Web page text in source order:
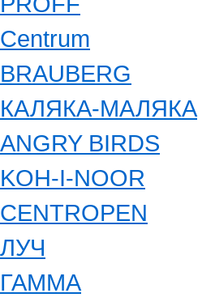
Centrum
BRAUBERG
КАЛЯКА-МАЛЯКА
ANGRY BIRDS
KOH-I-NOOR
CENTROPEN
ЛУЧ
ГАММА